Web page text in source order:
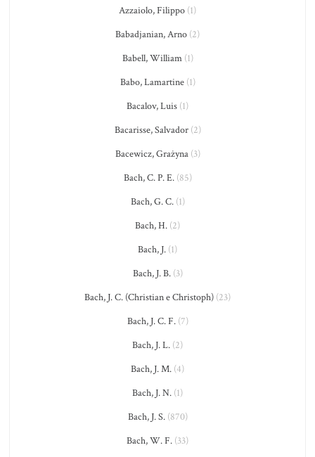
Azzaiolo, Filippo (1)
Babadjanian, Arno (2)
Babell, William(1)
Babo, Lamartine(1)
Bacalov, Luis (1)
Bacarisse, Salvador(2)
Bacewicz, Grażyna(3)
Bach, C. P. E.(85)
Bach, G. C.(1)
Bach, H. (2)
Bach, J. (1)
Bach, J. B.(3)
Bach, J. C. (Christian e Christoph) (23)
Bach, J. C. F.(7)
Bach, J. L. (2)
Bach, J. M. (4)
Bach, J. N. (1)
Bach, J. S.(870)
Bach, W. F. (33)